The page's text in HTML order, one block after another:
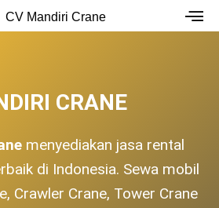
CV Mandiri Crane
CRANE
menyediakan jasa rental
di Indonesia. Sewa mobil
Crawler Crane, Tower Crane